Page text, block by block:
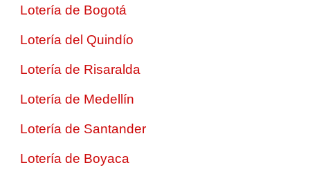
Lotería de Bogotá
Lotería del Quindío
Lotería de Risaralda
Lotería de Medellín
Lotería de Santander
Lotería de Boyaca